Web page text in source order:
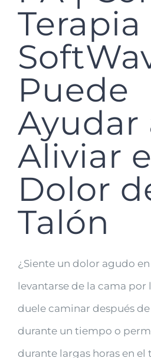
Terapia
Puede
Ayudar
Aliviar
Dolor
Talón
¿Siente un dolor agudo
levantarse de la cama por
duele caminar después
durante un tiempo o
durante largas horas en el